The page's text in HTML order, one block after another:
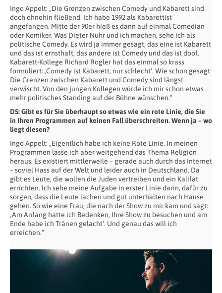
Ingo Appelt: „Die Grenzen zwischen Comedy und Kabarett sind
doch ohnehin fließend. Ich habe 1992 als Kabarettist
angefangen. Mitte der 90er hieß es dann auf einmal Comedian
oder Komiker. Was Dieter Nuhr und ich machen, sehe ich als
politische Comedy. Es wird ja immer gesagt, das eine ist Kabarett
und das ist ernsthaft, das andere ist Comedy und das ist doof.
Kabarett-Kollege Richard Rogler hat das einmal so krass
formuliert: ‚Comedy ist Kabarett, nur schlecht‘. Wie schon gesagt:
Die Grenzen zwischen Kabarett und Comedy sind längst
verwischt. Von den jungen Kollegen würde ich mir schon etwas
mehr politisches Standing auf der Bühne wünschen.“
DS: Gibt es für Sie überhaupt so etwas wie ein rote Linie, die Sie
in Ihren Programmen auf keinen Fall überschreiten. Wenn ja – wo
liegt diesen?
Ingo Appelt: „Eigentlich habe ich keine Rote Linie. In meinen
Programmen lasse ich aber weitgehend das Thema Religion
heraus. Es existiert mittlerweile – gerade auch durch das Internet
– soviel Hass auf der Welt und leider auch in Deutschland. Da
gibt es Leute, die wollen die Juden vertreiben und ein Kalifat
errichten. Ich sehe meine Aufgabe in erster Linie darin, dafür zu
sorgen, dass die Leute lachen und gut unterhalten nach Hause
gehen. So wie eine Frau, die nach der Show zu mir kam und sagt:
‚Am Anfang hatte ich Bedenken, Ihre Show zu besuchen und am
Ende habe ich Tränen gelacht‘. Und genau das will ich
erreichen.“